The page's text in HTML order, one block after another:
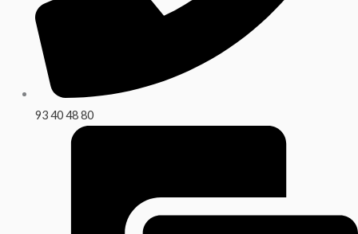
93 40 48 80